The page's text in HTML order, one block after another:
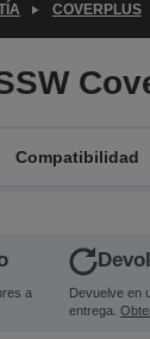
COVERPLUS
Compatibilidad
a
Devuelve en
entrega.